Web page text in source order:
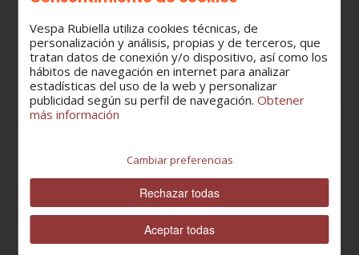
863625 GRIFO DE GASOLINA DERBI TERRA 125
47,35 €
Vespa Rubiella utiliza cookies técnicas, de
personalización y análisis, propias y de terceros, que
tratan datos de conexión y/o dispositivo, así como los
hábitos de navegación en internet para analizar
estadísticas del uso de la web y personalizar
publicidad según su perfil de navegación.Obtener
más información
Cambiar preferencias
Rechazar todas
Aceptar todas